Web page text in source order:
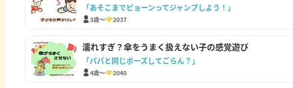
「あそこまでピョーンってジャンプしよう！」
3歳～ 2037
濡れすぎ？傘をうまく扱えない子の感覚遊び
「パパと同じポーズしてごらん？」
4歳～ 2040